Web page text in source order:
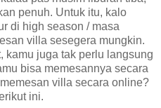
penuh. Untuk itu, kalo
di high season / masa
villa sesegera mungkin.
kamu juga tak perlu langsung
bisa memesannya secara
villa secara online?
ini.